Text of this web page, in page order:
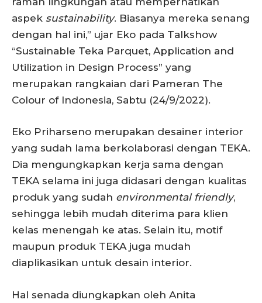
aspek sustainability. Biasanya mereka senang
dengan hal ini,” ujar Eko pada Talkshow
“Sustainable Teka Parquet, Application and
Utilization in Design Process” yang
merupakan rangkaian dari Pameran The
Colour of Indonesia, Sabtu (24/9/2022).
Eko Priharseno merupakan desainer interior
yang sudah lama berkolaborasi dengan TEKA.
Dia mengungkapkan kerja sama dengan
TEKA selama ini juga didasari dengan kualitas
produk yang sudah environmental friendly,
sehingga lebih mudah diterima para klien
kelas menengah ke atas. Selain itu, motif
maupun produk TEKA juga mudah
diaplikasikan untuk desain interior.
Hal senada diungkapkan oleh Anita